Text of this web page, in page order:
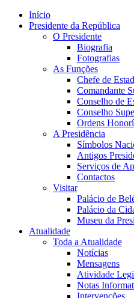
Início
Presidente da República
O Presidente
Biografia
Fotografias
As Funções
Chefe de
Comandante
Conselho de
Conselho
Ordens
A Presidência
Símbolos
Antigos
Serviços de
Contactos
Visitar
Palácio de
Palácio da
Museu da
Atualidade
Toda a Atualidade
Notícias
Mensagens
Atividade
Notas
Intervenções